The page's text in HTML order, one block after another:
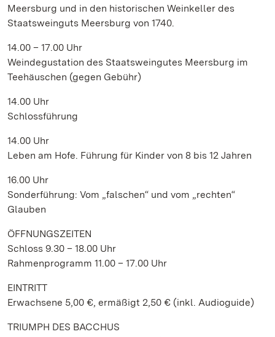
Meersburg und in den historischen Weinkeller des
Staatsweinguts Meersburg von 1740.
14.00 – 17.00 Uhr
Weindegustation des Staatsweingutes Meersburg im
Teehäuschen (gegen Gebühr)
14.00 Uhr
Schlossführung
14.00 Uhr
Leben am Hofe. Führung für Kinder von 8 bis 12 Jahren
16.00 Uhr
Sonderführung: Vom „falschen“ und vom „rechten“
Glauben
ÖFFNUNGSZEITEN
Schloss 9.30 – 18.00 Uhr
Rahmenprogramm 11.00 – 17.00 Uhr
EINTRITT
Erwachsene 5,00 €, ermäßigt 2,50 € (inkl. Audioguide)
TRIUMPH DES BACCHUS